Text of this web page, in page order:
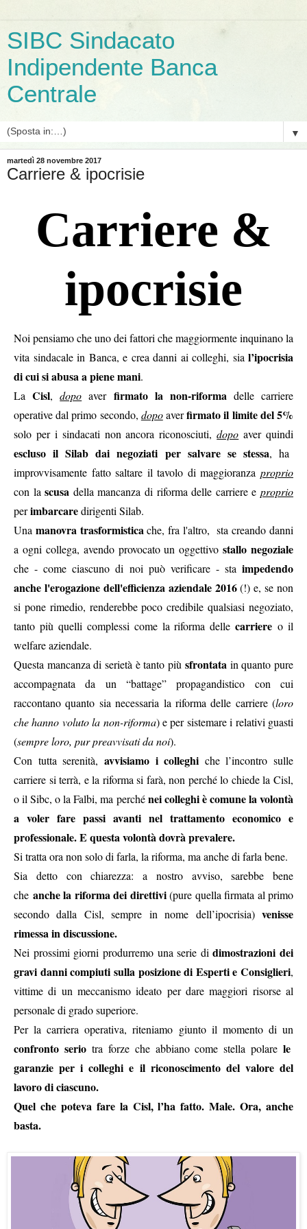
SIBC Sindacato
Indipendente Banca
Centrale
▼
martedì 28 novembre 2017
Carriere & ipocrisie
Carriere &
ipocrisie
Noi pensiamo che uno dei fattori che maggiormente inquinano la
vita sindacale in Banca, e crea danni ai colleghi, sia l’ipocrisia
di cui si abusa a piene mani.
LaCisl,dopo aver firmato la non-riforma delle carriere
operative dal primo secondo, dopoaverfirmato il limite del 5%
solo per i sindacati non ancora riconosciuti,dopo aver quindi
escluso il Silab dai negoziati per salvare se stessa, ha
improvvisamente fatto saltare il tavolo di maggioranza proprio
con lascusa della mancanza di riforma delle carriere eproprio
perimbarcaredirigenti Silab.
Una manovra trasformistica che, fra l'altro, sta creando danni
a ogni collega, avendo provocato un oggettivostallo negoziale
che - come ciascuno di noi può verificare - sta impedendo
anche l'erogazione dell'efficienza aziendale 2016(!) e, se non
si pone rimedio, renderebbe poco credibile qualsiasi negoziato,
tanto più quelli complessi come la riforma dellecarriere o il
welfare aziendale.
Questa mancanza di serietà è tanto più sfrontata in quanto pure
accompagnata da un “battage” propagandistico con cui
raccontano quanto sia necessaria la riforma delle carriere (loro
che hanno voluto la non-riforma) e per sistemare i relativi guasti
(sempre loro, pur preavvisati da noi).
Con tutta serenità, avvisiamo i colleghi che l’incontro sulle
carriere si terrà, e la riforma si farà, non perché lo chiede la Cisl,
o il Sibc, o la Falbi, ma perchénei colleghi è comune la volontà
a voler fare passi avanti nel trattamento economico e
professionale. E questa volontà dovrà prevalere.
Si tratta ora non solo di farla, la riforma, ma anche di farla bene.
Sia detto con chiarezza: a nostro avviso, sarebbe bene
che anche la riforma dei direttivi(pure quella firmata al primo
secondo dalla Cisl, sempre in nome dell’ipocrisia) venisse
rimessa in discussione.
Nei prossimi giorni produrremo una serie didimostrazioni dei
gravi danni compiuti sulla posizione di Esperti e Consiglieri,
vittime di un meccanismo ideato per dare maggiori risorse al
personale di grado superiore.
Per la carriera operativa, riteniamo giunto il momento di un
confronto seriotra forze che abbiano come stella polarele
garanzie per i colleghi e il riconoscimento del valore del
lavoro di ciascuno.
Quel che poteva fare la Cisl, l’ha fatto. Male. Ora, anche
basta.